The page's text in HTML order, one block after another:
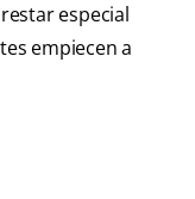
especial
empiecen a